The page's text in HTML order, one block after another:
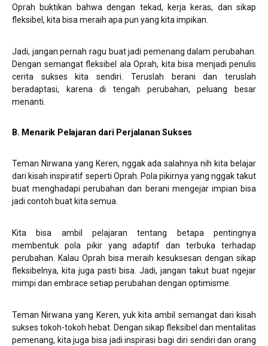
Oprah buktikan bahwa dengan tekad, kerja keras, dan sikap
fleksibel, kita bisa meraih apa pun yang kita impikan.
Jadi, jangan pernah ragu buat jadi pemenang dalam perubahan.
Dengan semangat fleksibel ala Oprah, kita bisa menjadi penulis
cerita sukses kita sendiri. Teruslah berani dan teruslah
beradaptasi, karena di tengah perubahan, peluang besar
menanti.
B. Menarik Pelajaran dari Perjalanan Sukses
Teman Nirwana yang Keren, nggak ada salahnya nih kita belajar
dari kisah inspiratif seperti Oprah. Pola pikirnya yang nggak takut
buat menghadapi perubahan dan berani mengejar impian bisa
jadi contoh buat kita semua.
Kita bisa ambil pelajaran tentang betapa pentingnya
membentuk pola pikir yang adaptif dan terbuka terhadap
perubahan. Kalau Oprah bisa meraih kesuksesan dengan sikap
fleksibelnya, kita juga pasti bisa. Jadi, jangan takut buat ngejar
mimpi dan embrace setiap perubahan dengan optimisme.
Teman Nirwana yang Keren, yuk kita ambil semangat dari kisah
sukses tokoh-tokoh hebat. Dengan sikap fleksibel dan mentalitas
pemenang, kita juga bisa jadi inspirasi bagi diri sendiri dan orang